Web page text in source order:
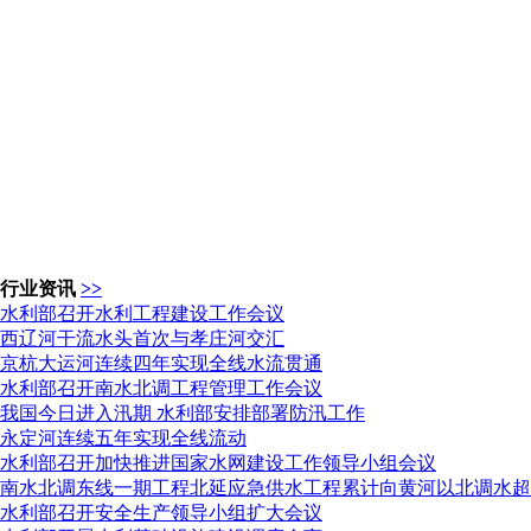
行业资讯 >>
水利部召开水利工程建设工作会议
西辽河干流水头首次与孝庄河交汇
京杭大运河连续四年实现全线水流贯通
水利部召开南水北调工程管理工作会议
我国今日进入汛期 水利部安排部署防汛工作
永定河连续五年实现全线流动
水利部召开加快推进国家水网建设工作领导小组会议
南水北调东线一期工程北延应急供水工程累计向黄河以北调水
水利部召开安全生产领导小组扩大会议